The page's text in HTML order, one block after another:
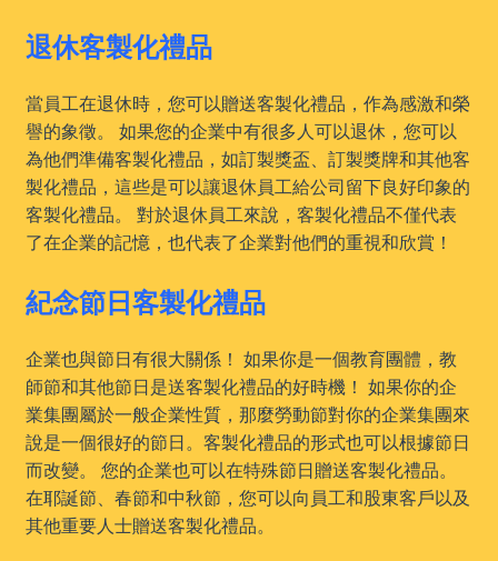
退休客製化禮品
當員工在退休時，您可以贈送客製化禮品，作為感激和榮
譽的象徵。 如果您的企業中有很多人可以退休，您可以
為他們準備客製化禮品，如訂製獎盃、訂製獎牌和其他客
製化禮品，這些是可以讓退休員工給公司留下良好印象的
客製化禮品。 對於退休員工來說，客製化禮品不僅代表
了在企業的記憶，也代表了企業對他們的重視和欣賞！
紀念節日客製化禮品
企業也與節日有很大關係！ 如果你是一個教育團體，教
師節和其他節日是送客製化禮品的好時機！ 如果你的企
業集團屬於一般企業性質，那麼勞動節對你的企業集團來
說是一個很好的節日。客製化禮品的形式也可以根據節日
而改變。 您的企業也可以在特殊節日贈送客製化禮品。
在耶誕節、春節和中秋節，您可以向員工和股東客戶以及
其他重要人士贈送客製化禮品。